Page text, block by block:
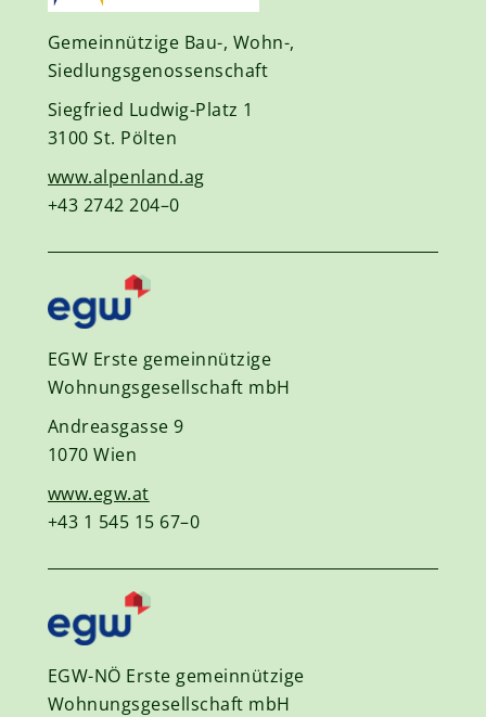
Gemeinnützige Bau-, Wohn-,
Siedlungsgenossenschaft
Siegfried Ludwig-Platz 1
3100 St. Pölten
www.alpenland.ag
+43 2742 204–0
EGW Erste gemeinnützige
Wohnungsgesellschaft mbH
Andreasgasse 9
1070 Wien
www.egw.at
+43 1 545 15 67–0
EGW-NÖ Erste gemeinnützige
Wohnungsgesellschaft mbH